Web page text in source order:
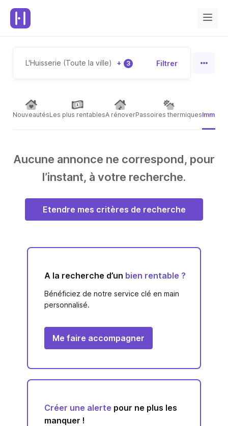
L'Huisserie (Toute la ville) + 3 Filtrer
NouveautésLes plus rentablesA rénoverPassoires thermiques
Aucune annonce ne correspond, pour
l’instant, à votre recherche.
Etendre mes critères de recherche
A la recherche d’un bien rentable ?
Bénéficiez de notre service clé en main
personnalisé.
Me faire accompagner
Créer une alerte pour ne plus les
manquer !